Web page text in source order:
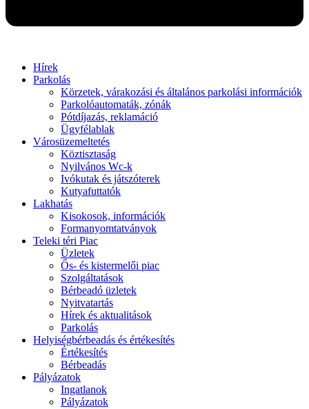
Hírek
Parkolás
Körzetek, várakozási és általános parkolási információk
Parkolóautomaták, zónák
Pótdíjazás, reklamáció
Ügyfélablak
Városüzemeltetés
Köztisztaság
Nyilvános Wc-k
Ivókutak és játszóterek
Kutyafuttatók
Lakhatás
Kisokosok, információk
Formanyomtatványok
Teleki téri Piac
Üzletek
Ős- és kistermelői piac
Szolgáltatások
Bérbeadó üzletek
Nyitvatartás
Hírek és aktualitások
Parkolás
Helyiségbérbeadás és értékesítés
Értékesítés
Bérbeadás
Pályázatok
Ingatlanok
Pályázatok